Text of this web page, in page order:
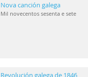
Nova canción galega
Mil novecentos sesenta e sete
Revolución galega de 1846